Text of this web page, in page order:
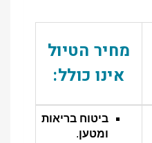
מחיר הטיול
אינו כולל:
ביטוח בריאות
ומטען.